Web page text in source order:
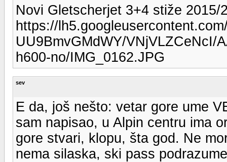
Novi Gletscherjet 3+4 stiže
https://
UU9BmvGMdWY/VNjVLZCeNcI/
h600-no/IMG_0162.JPG
sev
E da, još nešto: vetar gore ume
sam napisao, u Alpin centru ima
gore stvari, klopu, šta god. Ne
nema silaska, ski pass